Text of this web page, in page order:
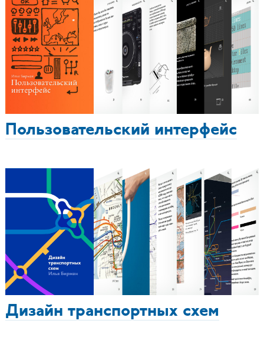
Пользовательский интерфейс
Дизайн транспортных схем